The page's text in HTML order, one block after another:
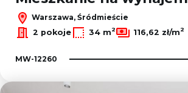
Warszawa, Śródmieście
2 pokoje
34 m2 116,62 zł/m2
MW-12260